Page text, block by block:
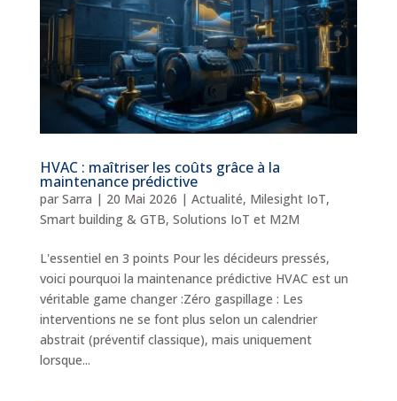
HVAC : maîtriser les coûts grâce à la
maintenance prédictive
par Sarra | 20 Mai 2026 | Actualité, Milesight IoT,
Smart building & GTB, Solutions IoT et M2M
L'essentiel en 3 points Pour les décideurs pressés,
voici pourquoi la maintenance prédictive HVAC est un
véritable game changer :Zéro gaspillage : Les
interventions ne se font plus selon un calendrier
abstrait (préventif classique), mais uniquement
lorsque...